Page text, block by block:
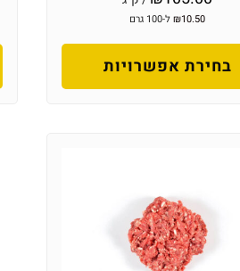
₪10.50 ל-100 גרם
בחירת אפשרויות